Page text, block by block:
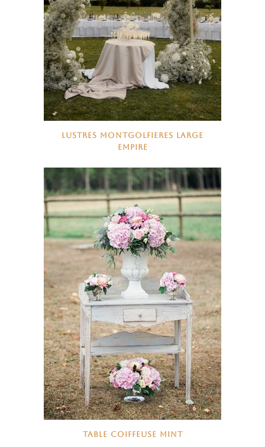
LUSTRES MONTGOLFIERES LARGE
EMPIRE
TABLE COIFFEUSE MINT